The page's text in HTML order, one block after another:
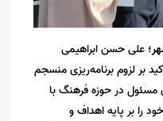
علی حسن ابراهیمی
بر لزوم برنامه‌ریزی منسجم
در حوزه فرهنگ با
را بر پایه اهداف و